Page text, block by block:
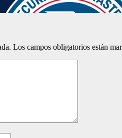
Los campos obligatorios están